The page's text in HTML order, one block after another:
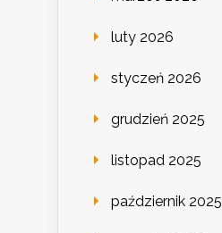
luty 2026
styczeń 2026
grudzień 2025
listopad 2025
październik 2025